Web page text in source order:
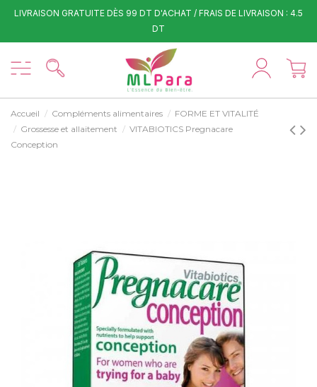
LIVRAISON GRATUITE DÈS 99 DT D'ACHAT / FRAIS DE LIVRAISON : 4.5
DT
Accueil Compléments alimentaires
FORME ET VITALITÉ
Grossesse et allaitement
VITABIOTICS Pregnacare
Conception